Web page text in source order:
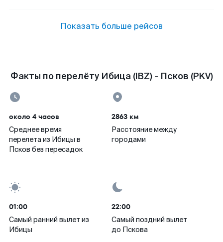
Показать больше рейсов
Факты по перелёту Ибица (IBZ) - Псков (PKV)
около 4 часов
Среднее время
перелета из Ибицы в
Псков без пересадок
2863 км
Расстояние между
городами
01:00
Самый ранний вылет из
Ибицы
22:00
Самый поздний вылет
до Пскова